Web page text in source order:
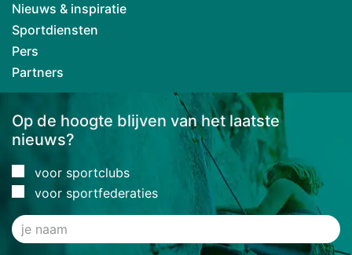
Nieuws & inspiratie
Sportdiensten
Pers
Partners
Op de hoogte blijven van het laatste
nieuws?
voor sportclubs
voor sportfederaties